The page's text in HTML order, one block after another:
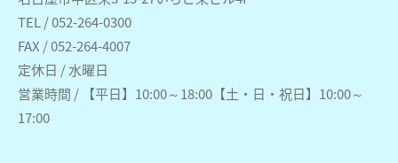
TEL / 052-264-0300
FAX / 052-264-4007
定休日 / 水曜日
営業時間 / 【平日】10:00～18:00【土・日・祝日】10:00～
17:00